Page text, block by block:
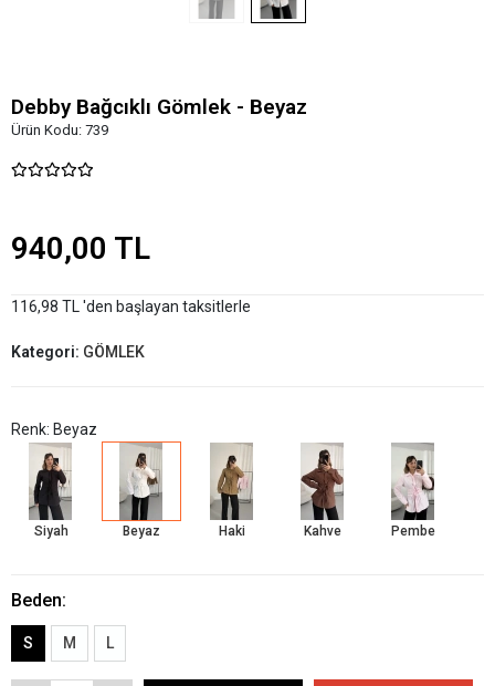
Debby Bağcıklı Gömlek - Beyaz
Ürün Kodu: 739
940,00 TL
116,98 TL 'den başlayan taksitlerle
Kategori: GÖMLEK
Renk: Beyaz
Siyah Beyaz Haki Kahve Pembe
Beden:
S M L